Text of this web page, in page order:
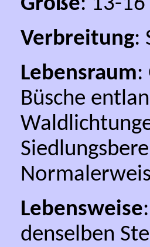
Verbreitung:
Lebensraum:
Büsche
Lebensweise
denselben